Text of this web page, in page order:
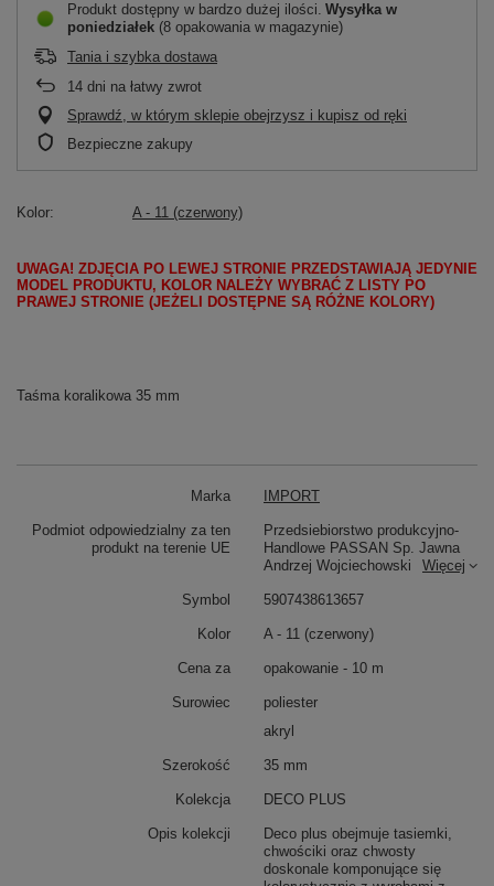
Produkt dostępny w bardzo dużej ilości Wysyłka w
poniedziałek (8 opakowania w magazynie)
Tania i szybka dostawa
14 dni na łatwy zwrot
Sprawdź, w którym sklepie obejrzysz i kupisz od ręki
Bezpieczne zakupy
Kolor A - 11 (czerwony)
UWAGA! ZDJĘCIA PO LEWEJ STRONIE PRZEDSTAWIAJĄ JEDYNIE
MODEL PRODUKTU, KOLOR NALEŻY WYBRAĆ Z LISTY PO
PRAWEJ STRONIE (JEŻELI DOSTĘPNE SĄ RÓŻNE KOLORY)
Taśma koralikowa 35 mm
Marka IMPORT
Podmiot odpowiedzialny za ten
produkt na terenie UE
Przedsiebiorstwo produkcyjno-
Handlowe PASSAN Sp. Jawna
Andrzej Wojciechowski
Więcej
Symbol 5907438613657
Kolor A - 11 (czerwony)
Cena za opakowanie - 10 m
Surowiec
poliester
akryl
Szerokość 35 mm
Kolekcja DECO PLUS
Opis kolekcji
Deco plus obejmuje tasiemki,
chwościki oraz chwosty
doskonale komponujące się